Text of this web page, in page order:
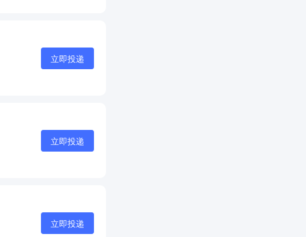
立即投递
立即投递
立即投递